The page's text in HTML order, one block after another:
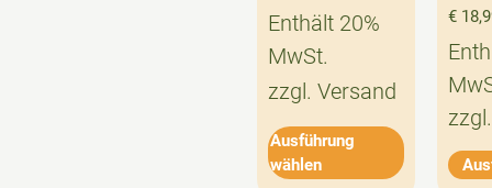
Enthält 20%
MwSt.
zzgl. Versand
Ausführung
wählen
€